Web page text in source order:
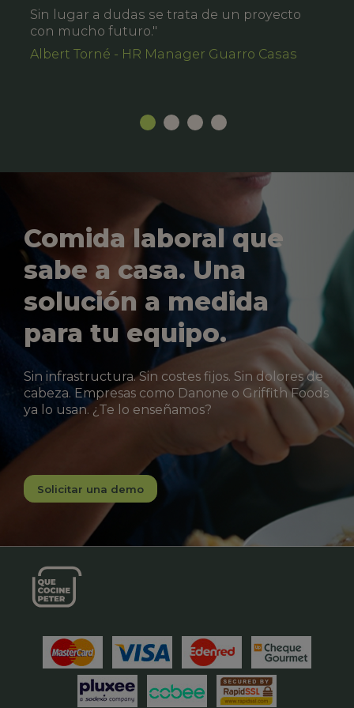
Sin lugar a dudas se trata de un proyecto
con mucho futuro."
Albert Torné - HR Manager Guarro Casas
Comida laboral que
sabe a casa. Una
solución a medida
para tu equipo.
Sin infrastructura. Sin costes fijos. Sin dolores de
cabeza. Empresas como Danone o Griffith Foods
ya lo usan. ¿Te lo enseñamos?
Solicitar una demo